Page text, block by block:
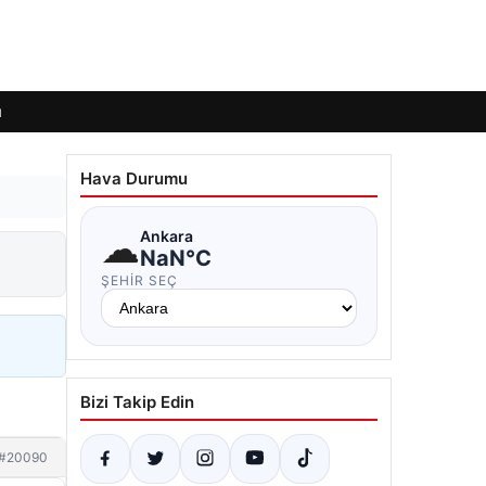
Hava Durumu
☁Ankara
NaN°C
ŞEHIR SEÇ
Bizi Takip Edin